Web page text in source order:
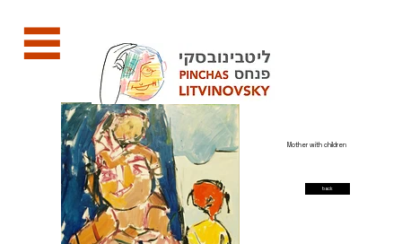
Mother with children
back